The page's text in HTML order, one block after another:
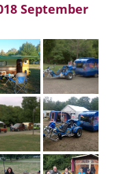
September